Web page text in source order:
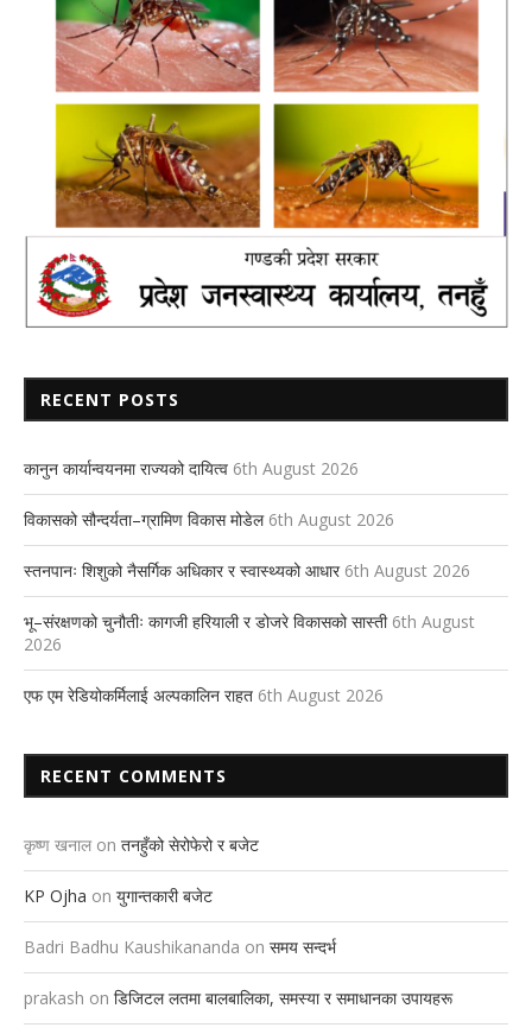
RECENT POSTS
कानुन कार्यान्वयनमा राज्यको दायित्व 6th August 2026
विकासको सौन्दर्यता–ग्रामिण विकास मोडेल 6th August 2026
स्तनपानः शिशुको नैसर्गिक अधिकार र स्वास्थ्यको आधार 6th August 2026
भू–संरक्षणको चुनौतीः कागजी हरियाली र डोजरे विकासको सास्ती 6th August
2026
एफ एम रेडियोकर्मिलाई अल्पकालिन राहत 6th August 2026
RECENT COMMENTS
कृष्ण खनाल on तनहुँको सेरोफेरो र बजेट
KP Ojha on युगान्तकारी बजेट
Badri Badhu Kaushikananda on समय सन्दर्भ
prakash on डिजिटल लतमा बालबालिका, समस्या र समाधानका उपायहरू